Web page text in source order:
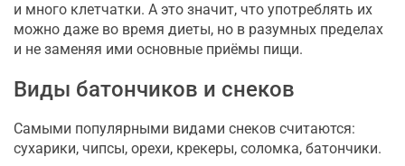
и много клетчатки. А это значит, что употреблять их
можно даже во время диеты, но в разумных пределах
и не заменяя ими основные приёмы пищи.
Виды батончиков и снеков
Самыми популярными видами снеков считаются:
сухарики, чипсы, орехи, крекеры, соломка, батончики.